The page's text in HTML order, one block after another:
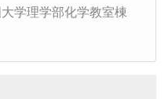
学理学部化学教室棟